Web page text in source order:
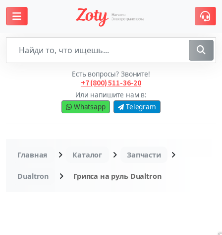
Есть вопросы? Звоните!
+7 (800) 511-36-20
Или напишите нам в:
Whatsapp
Telegram
Главная Каталог Запчасти
Dualtron Грипса на руль Dualtron